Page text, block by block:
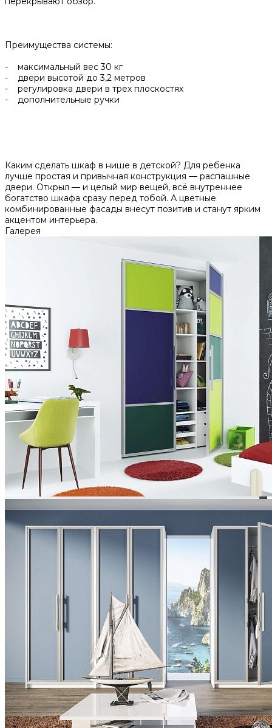
Преимущества системы:
- максимальный вес 30 кг
- двери высотой до 3,2 метров
- регулировка двери в трех плоскостях
- дополнительные ручки
Каким сделать шкаф в нише в детской? Для ребенка
лучше простая и привычная конструкция — распашные
двери. Открыл — и целый мир вещей, всё внутреннее
богатство шкафа сразу перед тобой. А цветные
комбинированные фасады внесут позитив и станут ярким
акцентом интерьера.
Галерея